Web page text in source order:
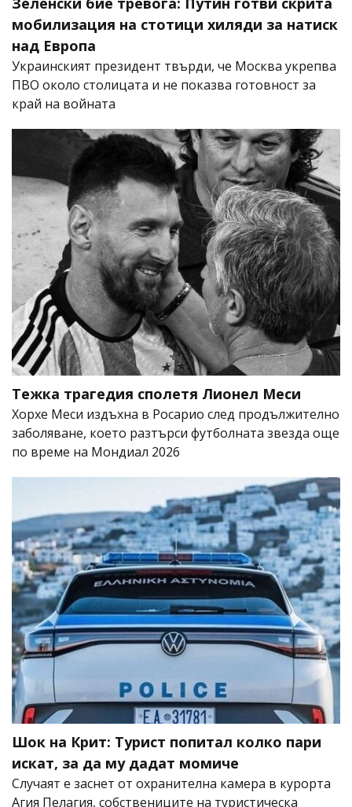
мобилизация на стотици хиляди за натиск
над Европа
Украинският президент твърди, че Москва укрепва
ПВО около столицата и не показва готовност за
край на войната
Тежка трагедия сполетя Лионел Меси
Хорхе Меси издъхна в Росарио след продължително
заболяване, което разтърси футболната звезда още
по време на Мондиал 2026
Шок на Крит: Турист попитал колко пари
искат, за да му дадат момиче
Случаят е заснет от охранителна камера в курорта
Агия Пелагия, собствениците на туристическа